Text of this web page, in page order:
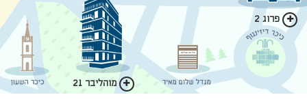
פרוג 2
מוהליבר 21